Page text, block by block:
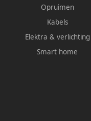
Opruimen
Kabels
Elektra & verlichting
Smart home